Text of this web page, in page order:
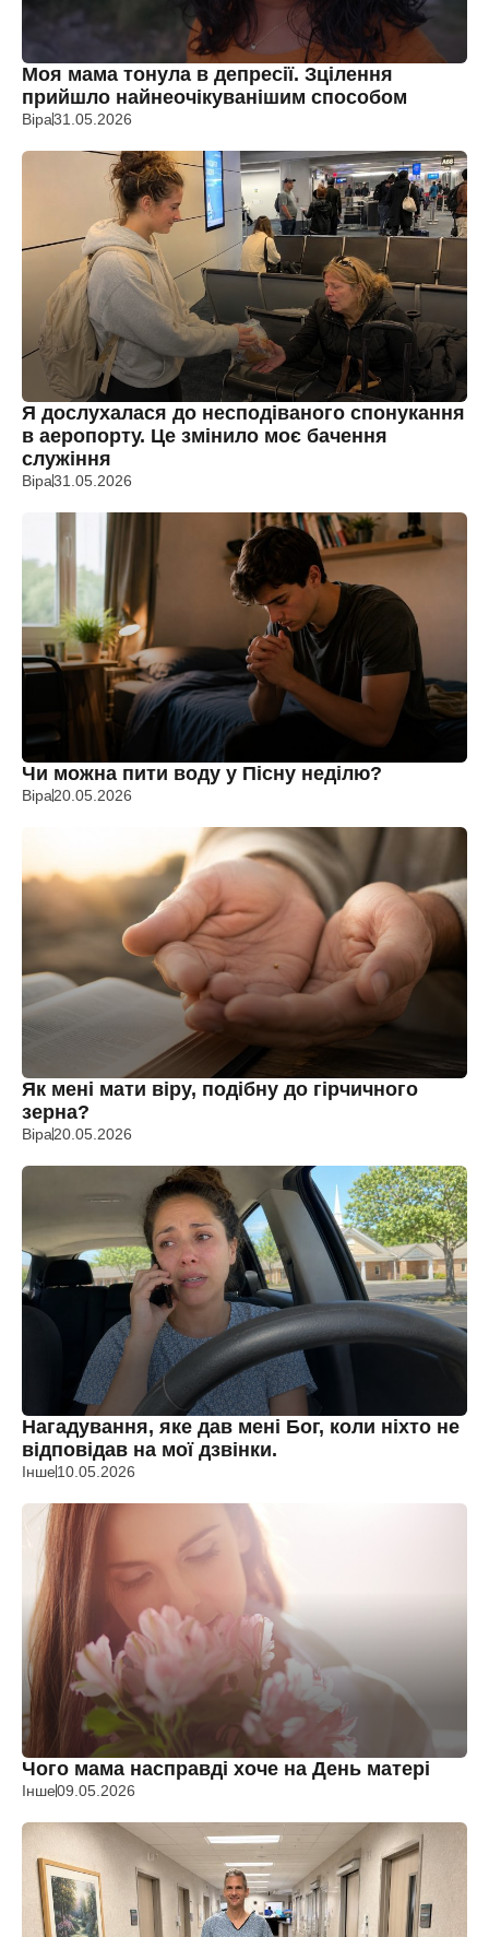
Моя мама тонула в депресії. Зцілення
прийшло найнеочікуванішим способом
Віра31.05.2026
Я дослухалася до несподіваного спонукання
в аеропорту. Це змінило моє бачення
служіння
Віра31.05.2026
Чи можна пити воду у Пісну неділю?
Віра20.05.2026
Як мені мати віру, подібну до гірчичного
зерна?
Віра20.05.2026
Нагадування, яке дав мені Бог, коли ніхто не
відповідав на мої дзвінки.
Інше10.05.2026
Чого мама насправді хоче на День матері
Інше09.05.2026